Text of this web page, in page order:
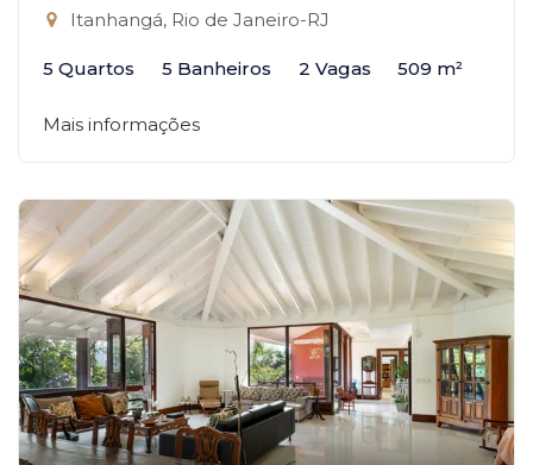
Itanhangá, Rio de Janeiro-RJ
5 Quartos 5 Banheiros 2 Vagas 509 m²
Mais informações